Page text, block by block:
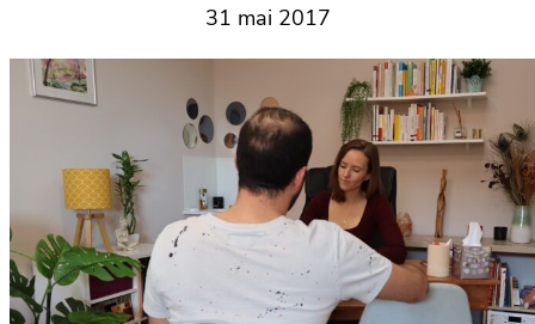
31 mai 2017